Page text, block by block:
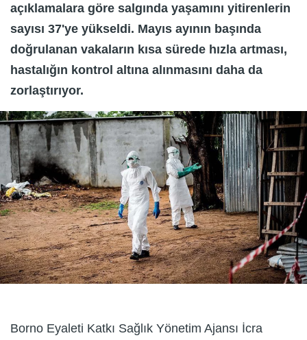
açıklamalara göre salgında yaşamını yitirenlerin
sayısı 37'ye yükseldi. Mayıs ayının başında
doğrulanan vakaların kısa sürede hızla artması,
hastalığın kontrol altına alınmasını daha da
zorlaştırıyor.
Borno Eyaleti Katkı Sağlık Yönetim Ajansı İcra